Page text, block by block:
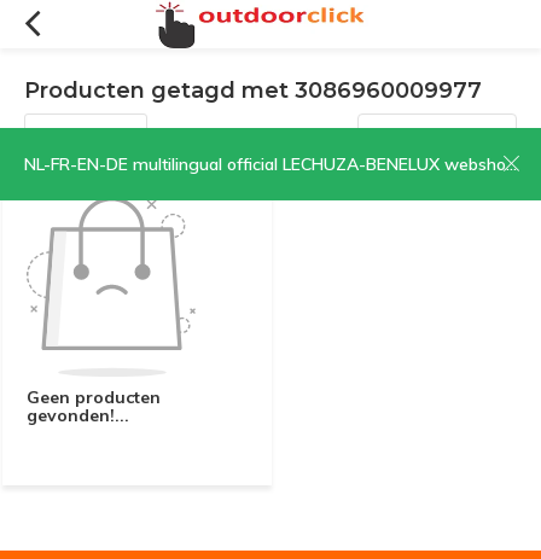
NL-FR-EN-DE multilingual official LECHUZA-BENELUX webshop | CLICK HERE NOW!
Producten getagd met 3086960009977
Filters Sorteren op:
Geen producten
gevonden!...